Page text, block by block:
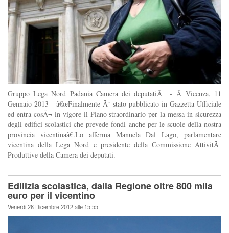
Gruppo Lega Nord Padania Camera dei deputatiÂ - Â Vicenza, 11
Gennaio 2013 - â€œFinalmente Ã¨ stato pubblicato in Gazzetta Ufficiale
ed entra cosÃ¬ in vigore il Piano straordinario per la messa in sicurezza
degli edifici scolastici che prevede fondi anche per le scuole della nostra
provincia vicentinaâ€.Lo afferma Manuela Dal Lago, parlamentare
vicentina della Lega Nord e presidente della Commissione AttivitÃ
Produttive della Camera dei deputati.
Edilizia scolastica, dalla Regione oltre 800 mila
euro per il vicentino
Venerdi 28 Dicembre 2012 alle 15:55